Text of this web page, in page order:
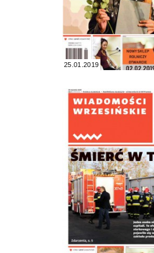
25.01.2019